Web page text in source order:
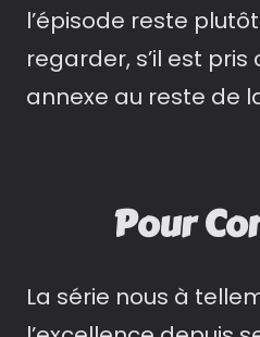
l’épisode reste
regarder, s’il est
annexe au reste de
Pour
La série nous à